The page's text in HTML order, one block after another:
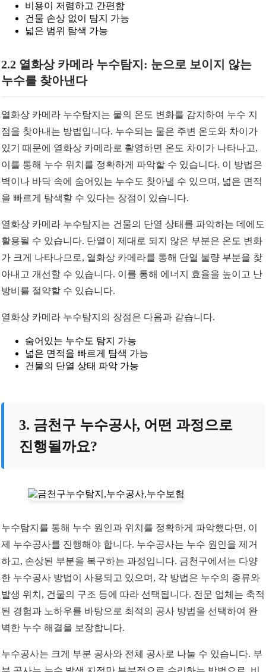
비용이 저렴하고 간편함
건물 손상 없이 탐지 가능
넓은 범위 탐색 가능
2.2 열화상 카메라 누수탐지: 눈으로 보이지 않는
누수를 찾아낸다
열화상 카메라 누수탐지는 물의 온도 변화를 감지하여 누수 지
점을 찾아내는 방법입니다. 누수되는 물은 주변 온도와 차이가
있기 때문에 열화상 카메라로 촬영하면 온도 차이가 나타나고,
이를 통해 누수 위치를 정확하게 파악할 수 있습니다. 이 방법은
벽이나 바닥 속에 숨어있는 누수도 찾아낼 수 있으며, 넓은 면적
을 빠르게 탐색할 수 있다는 장점이 있습니다.
열화상 카메라 누수탐지는 건물의 단열 상태를 파악하는 데에도
활용될 수 있습니다. 단열이 제대로 되지 않은 부분은 온도 변화
가 크게 나타나므로, 열화상 카메라를 통해 단열 불량 부분을 찾
아내고 개선할 수 있습니다. 이를 통해 에너지 효율을 높이고 난
방비를 절약할 수 있습니다.
열화상 카메라 누수탐지의 장점은 다음과 같습니다.
숨어있는 누수도 탐지 가능
넓은 면적을 빠르게 탐색 가능
건물의 단열 상태 파악 가능
3. 금천구 누수공사, 어떤 과정으로
진행될까요?
누수탐지를 통해 누수 원인과 위치를 정확하게 파악했다면, 이
제 누수공사를 진행해야 합니다. 누수공사는 누수 원인을 제거
하고, 손상된 부분을 복구하는 과정입니다. 금천구에서는 다양
한 누수공사 방법이 사용되고 있으며, 각 방법은 누수의 종류와
발생 위치, 건물의 구조 등에 따라 선택됩니다. 전문 업체는 축적
된 경험과 노하우를 바탕으로 최적의 공사 방법을 선택하여 완
벽한 누수 해결을 보장합니다.
누수공사는 크게 부분 공사와 전체 공사로 나눌 수 있습니다. 부